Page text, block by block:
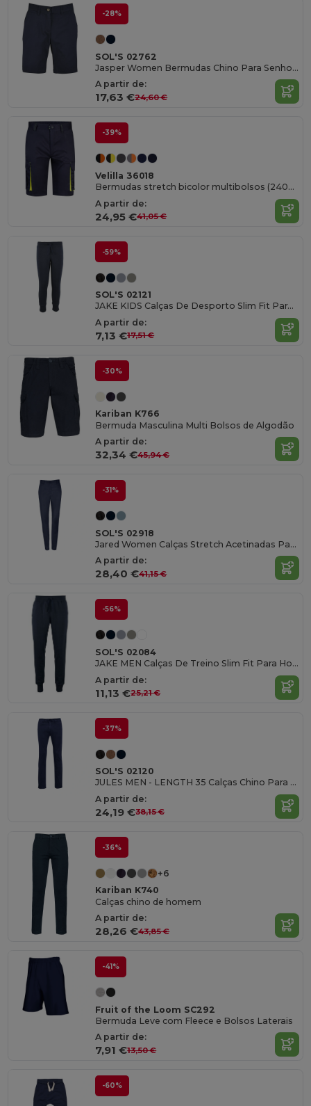
-28%
SOL'S 02762
Jasper Women Bermudas Chino Para Senhora
A partir de:
17,63 €24,60 €
-39%
Velilla 36018
Bermudas stretch bicolor multibolsos (240g/m²), em algodão (46%), EME (38%) e poliéster (16%)
A partir de:
24,95 €41,05 €
-59%
SOL'S 02121
JAKE KIDS Calças De Desporto Slim Fit Para Criança
A partir de:
7,13 €17,51 €
-30%
Kariban K766
Bermuda Masculina Multi Bolsos de Algodão
A partir de:
32,34 €45,94 €
-31%
SOL'S 02918
Jared Women Calças Stretch Acetinadas Para Senhora
A partir de:
28,40 €41,15 €
-56%
SOL'S 02084
JAKE MEN Calças De Treino Slim Fit Para Homem
A partir de:
11,13 €25,21 €
-37%
SOL'S 02120
JULES MEN - LENGTH 35 Calças Chino Para Homem
A partir de:
24,19 €38,15 €
-36%
+6
Kariban K740
Calças chino de homem
A partir de:
28,26 €43,85 €
-41%
Fruit of the Loom SC292
Bermuda Leve com Fleece e Bolsos Laterais
A partir de:
7,91 €13,50 €
-60%